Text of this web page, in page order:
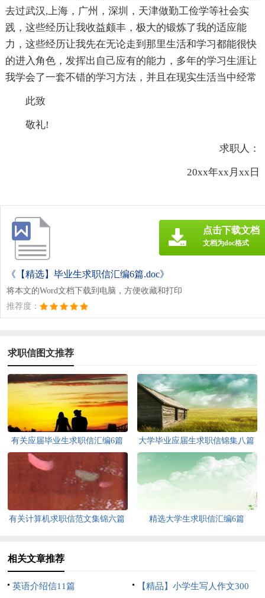
去过武汉,上海，广州，深圳，天津做勤工俭学等社会实
践，这些经历让我收益颇丰，极大的锻炼了我的适应能
力，这些经历让我先在无论走到那里生活和学习都能很快
的进入角色，发挥出自己应有的能力，多年的学习生涯让
我学会了一套不错的学习方法，并且在现实生活当中经常
此致
敬礼!
求职人：
20xx年xx月xx日
《【精选】毕业生求职信汇编6篇.doc》
将本文的Word文档下载到电脑，方便收藏和打印
推荐度：
点击下载文档
文档为doc格式
求职信图文推荐
有关应届毕业生求职信汇编6篇 大学毕业应届生求职信锦集八篇
有关计算机求职信范文集锦六篇 精选大学生求职信汇编6篇
相关文章推荐
英语介绍信11篇 【精品】小学生写人作文300